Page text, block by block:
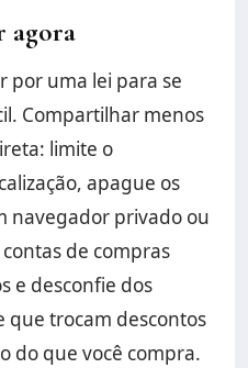
agora
por uma lei para se
Compartilhar menos
limite o
apague os
navegador privado ou
de compras
e desconfie dos
trocam descontos
do que você compra.